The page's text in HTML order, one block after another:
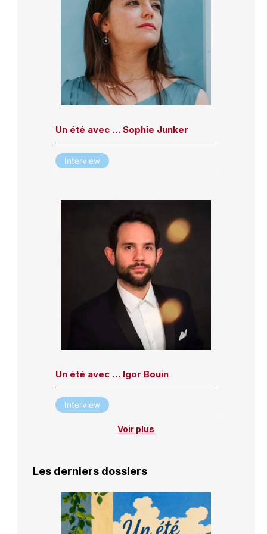
Un été avec … Sophie Junker
Interview
Un été avec … Igor Bouin
Interview
Voir plus
Les derniers dossiers